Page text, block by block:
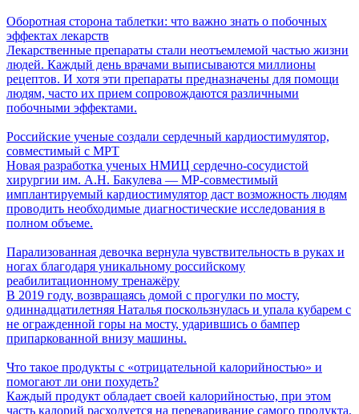
Оборотная сторона таблетки: что важно знать о побочных
эффектах лекарств
Лекарственные препараты стали неотъемлемой частью жизни
людей. Каждый день врачами выписываются миллионы
рецептов. И хотя эти препараты предназначены для помощи
людям, часто их прием сопровождаются различными
побочными эффектами.
Российские ученые создали сердечный кардиостимулятор,
совместимый с МРТ
Новая разработка ученых НМИЦ сердечно-сосудистой
хирургии им. А.Н. Бакулева — МР-совместимый
имплантируемый кардиостимулятор даст возможность людям
проводить необходимые диагностические исследования в
полном объеме.
Парализованная девочка вернула чувствительность в руках и
ногах благодаря уникальному российскому
реабилитационному тренажёру
В 2019 году, возвращаясь домой с прогулки по мосту,
одиннадцатилетняя Наталья поскользнулась и упала кубарем с
не огражденной горы на мосту, ударившись о бампер
припаркованной внизу машины.
Что такое продукты с «отрицательной калорийностью» и
помогают ли они похудеть?
Каждый продукт обладает своей калорийностью, при этом
часть калорий расходуется на переваривание самого продукта.